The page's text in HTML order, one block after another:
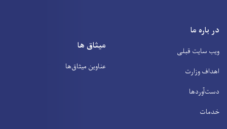
در باره ما
ویب سایت قبلی
اهداف وزارت
دست‌آوردها
خدمات
میثاق ها
عناوین‌ میثاق‌ها